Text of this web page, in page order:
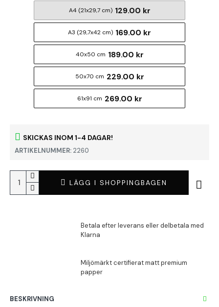
SKICKAS INOM 1-4 DAGAR!
ARTIKELNUMMER: 2260
A4 (21x29,7 cm) 129.00 kr
A3 (29,7x42 cm) 169.00 kr
40x50 cm 189.00 kr
50x70 cm 229.00 kr
61x91 cm 269.00 kr
LÄGG I SHOPPINGBAGEN
BESKRIVNING